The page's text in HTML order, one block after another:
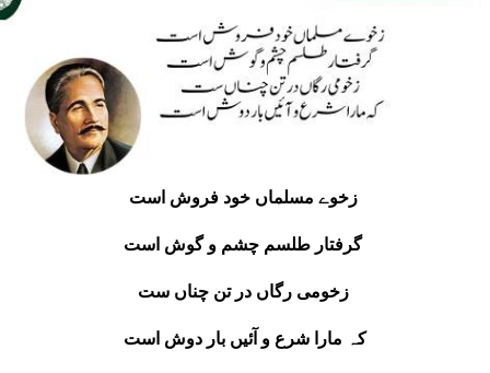
زخوے مسلماں خود فروش است
گرفتار طلسم چشم و گوش است
زخومی رگاں در تن چناں ست
کہ مارا شرع و آئیں بار دوش است